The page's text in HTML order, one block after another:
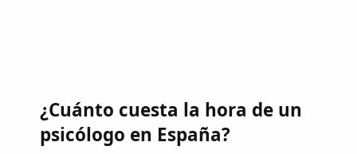
¿Cuánto cuesta la hora de un
psicólogo en España?